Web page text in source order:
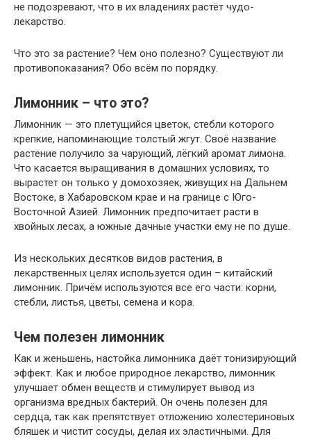
не подозревают, что в их владениях растёт чудо-
лекарство.
Что это за растение? Чем оно полезно? Существуют ли
противопоказания? Обо всём по порядку.
Лимонник – что это?
Лимонник — это плетущийся цветок, стебли которого
крепкие, напоминающие толстый жгут. Своё название
растение получило за чарующий, лёгкий аромат лимона.
Что касается выращивания в домашних условиях, то
вырастет он только у домохозяек, живущих на Дальнем
Востоке, в Хабаровском крае и на границе с Юго-
Восточной Азией. Лимонник предпочитает расти в
хвойных лесах, а южные дачные участки ему не по душе.
Из нескольких десятков видов растения, в
лекарственных целях используется один – китайский
лимонник. Причём используются все его части: корни,
стебли, листья, цветы, семена и кора.
Чем полезен лимонник
Как и женьшень, настойка лимонника даёт тонизирующий
эффект. Как и любое природное лекарство, лимонник
улучшает обмен веществ и стимулирует вывод из
организма вредных бактерий. Он очень полезен для
сердца, так как препятствует отложению холестериновых
бляшек и чистит сосуды, делая их эластичными. Для